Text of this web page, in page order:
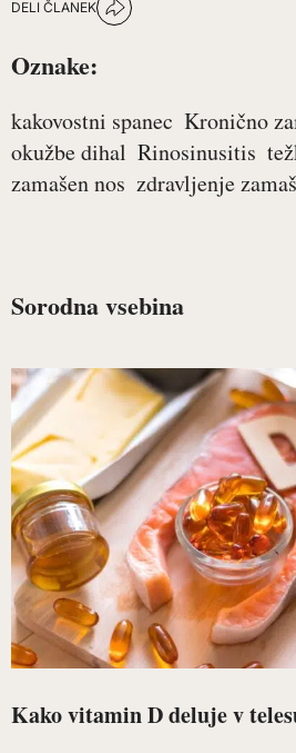
DELI ČLANEK
Oznake:
kakovostni spanec Kronično
okužbe dihal Rinosinusitis
zamašen nos zdravljenje
Sorodna vsebina
Kako vitamin D deluje v